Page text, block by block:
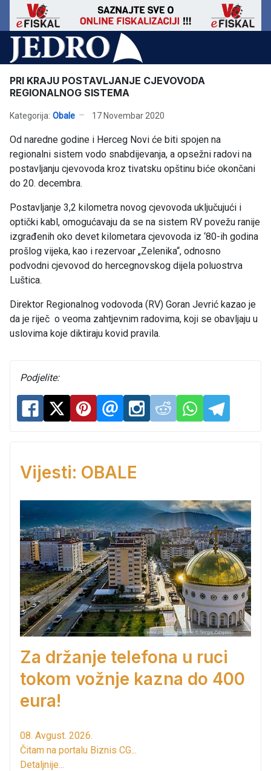
PRI KRAJU POSTAVLJANJE CJEVOVODA
REGIONALNOG SISTEMA
Kategorija: Obale 17 Novembar 2020
Od naredne godine i Herceg Novi će biti spojen na
regionalni sistem vodo snabdijevanja, a opsežni radovi na
postavljanju cjevovoda kroz tivatsku opštinu biće okončani
do 20. decembra.
Postavljanje 3,2 kilometra novog cjevovoda uključujući i
optički kabl, omogućavaju da se na sistem RV povežu ranije
izgrađenih oko devet kilometara cjevovoda iz ‘80-ih godina
prošlog vijeka, kao i rezervoar „Zelenika“, odnosno
podvodni cjevovod do hercegnovskog dijela poluostrva
Luštica.
Direktor Regionalnog vodovoda (RV) Goran Jevrić kazao je
da je riječ o veoma zahtjevnim radovima, koji se obavljaju u
uslovima koje diktiraju kovid pravila.
Podjelite:
Vijesti: OBALE
Za držanje telefona u ruci
tokom vožnje kazna do 400
eura!
08. Avgust. 2026.
Čitam na portalu Biznis CG...
Detaljnije...